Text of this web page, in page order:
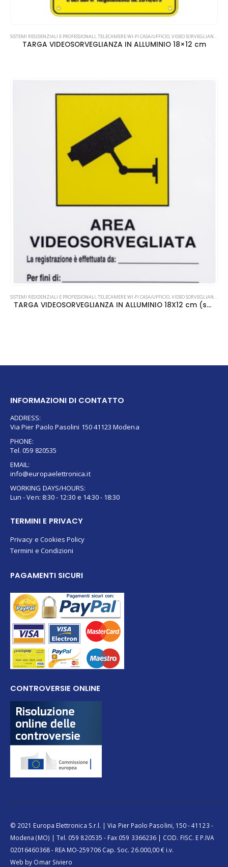
SISTEMI RESIDENZIALI E PROFESSIONALI,TELECAMERE WI-FI CASA/UFFICIO,VIDEO SORVEGLIANZA
TARGA VIDEOSORVEGLIANZA IN ALLUMINIO 18×12 cm
SISTEMI RESIDENZIALI E PROFESSIONALI,TELECAMERE WI-FI CASA/UFFICIO,VIDEO SORVEGLIANZA
TARGA VIDEOSORVEGLIANZA IN ALLUMINIO 18X12 cm (sfondo bianco)
INFORMAZIONI DI CONTATTO
ADDRESS:
Via Pier Paolo Pasolini 150 41123 Modena
PHONE:
Tel. 059 820535
EMAIL:
info@europaelettronica.it
WORKING DAYS/HOURS:
Lun - Ven: 8:30 - 12:30 e 14:30 - 18:30
TERMINI E PRIVACY
Privacy e Cookies Policy
Termini e Condizioni
PAGAMENTI SICURI
CONTROVERSIE ONLINE
© 2021 Europa Elettronica S.r.l. | Via Pier Paolo Pasolini, 150 - 41123 -
Modena (MO) | Tel. 059 820535 - Fax 059 3366236 | COD. FISC. E P.IVA
02016460368 - REA MO-259706 Cap. Soc. 26.000,00 € i.v.
Web by Omar Siviero